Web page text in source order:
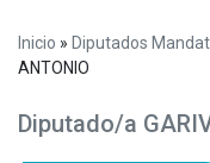
Inicio » Diputados
ANTONIO
Diputado/a